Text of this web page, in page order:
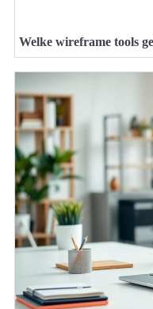
Welke wireframe tools